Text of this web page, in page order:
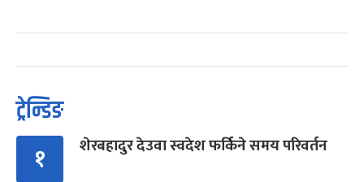
ट्रेन्डिङ
१ शेरबहादुर देउवा स्वदेश फर्किने समय परिवर्तन